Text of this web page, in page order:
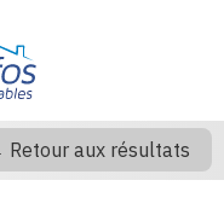
Retour aux résultats